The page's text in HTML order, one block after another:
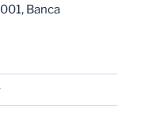
Banca